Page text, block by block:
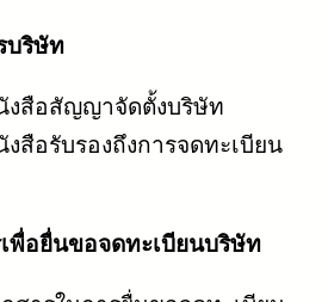
บริษัท
งสือสัญญาจัดตั้งบริษัท
สือรับรองถึงการจดทะเบียน
เพื่อยื่นขอจดทะเบียนบริษัท